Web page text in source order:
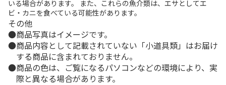
いる場合があります。 また、これらの魚介類は、エサとしてエ
ビ・カニを食べている可能性があります。
その他
商品写真はイメージです。
商品内容として記載されていない「小道具類」はお届け
する商品に含まれておりません。
商品の色は、ご覧になるパソコンなどの環境により、実
際と異なる場合があります。